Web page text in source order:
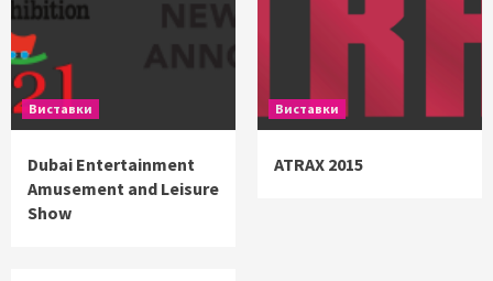
Виставки
Dubai Entertainment
Amusement and Leisure
Show
Виставки
ATRAX 2015